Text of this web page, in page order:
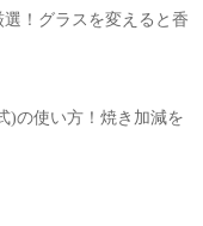
！グラスを変えると香
)の使い方！焼き加減を